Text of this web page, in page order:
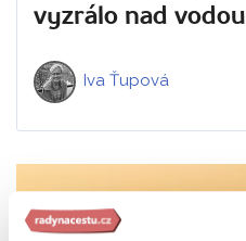
vyzrálo nad vodou
Iva Ťupová